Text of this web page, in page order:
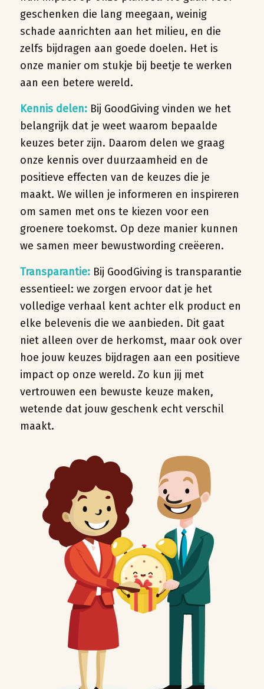
geschenken die lang meegaan, weinig
schade aanrichten aan het milieu, en die
zelfs bijdragen aan goede doelen. Het is
onze manier om stukje bij beetje te werken
aan een betere wereld.
Kennis delen:Bij GoodGiving vinden we het
belangrijk dat je weet waarom bepaalde
keuzes beter zijn. Daarom delen we graag
onze kennis over duurzaamheid en de
positieve effecten van de keuzes die je
maakt. We willen je informeren en inspireren
om samen met ons te kiezen voor een
groenere toekomst. Op deze manier kunnen
we samen meer bewustwording creëeren.
Transparantie:Bij GoodGiving is transparantie
essentieel: we zorgen ervoor dat je het
volledige verhaal kent achter elk product en
elke belevenis die we aanbieden. Dit gaat
niet alleen over de herkomst, maar ook over
hoe jouw keuzes bijdragen aan een positieve
impact op onze wereld. Zo kun jij met
vertrouwen een bewuste keuze maken,
wetende dat jouw geschenk echt verschil
maakt.